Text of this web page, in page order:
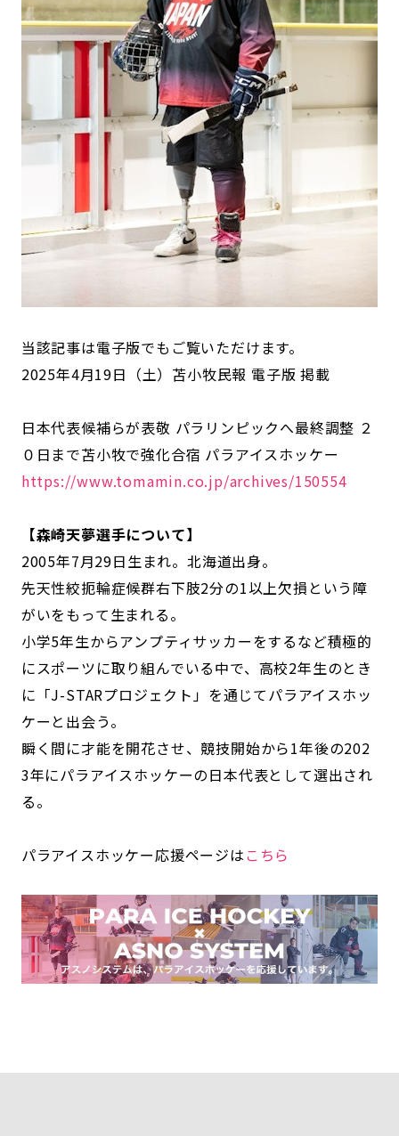
当該記事は電子版でもご覧いただけます。
2025年4月19日（土）苫小牧民報 電子版 掲載
日本代表候補らが表敬 パラリンピックへ最終調整 ２
０日まで苫小牧で強化合宿 パラアイスホッケー
https://www.tomamin.co.jp/archives/150554
【森崎天夢選手について】
2005年7月29日生まれ。北海道出身。
先天性絞扼輪症候群右下肢2分の1以上欠損という障
がいをもって生まれる。
小学5年生からアンプティサッカーをするなど積極的
にスポーツに取り組んでいる中で、高校2年生のとき
に「J-STARプロジェクト」を通じてパラアイスホッ
ケーと出会う。
瞬く間に才能を開花させ、競技開始から1年後の202
3年にパラアイスホッケーの日本代表として選出され
る。
パラアイスホッケー応援ページは こちら